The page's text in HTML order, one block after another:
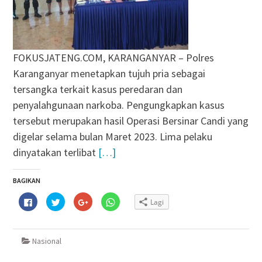
FOKUSJATENG.COM, KARANGANYAR – Polres
Karanganyar menetapkan tujuh pria sebagai
tersangka terkait kasus peredaran dan
penyalahgunaan narkoba. Pengungkapkan kasus
tersebut merupakan hasil Operasi Bersinar Candi yang
digelar selama bulan Maret 2023. Lima pelaku
dinyatakan terlibat […]
BAGIKAN
Klik
untuk
membagikan
Facebook(Membuka
jendela
Klik
untuk
berbagi
Twitter(Membuka
jendela
Klik
untuk
berbagi
Google+
Klik
untuk
WhatsApp(Membuka
Lagi
Nasional